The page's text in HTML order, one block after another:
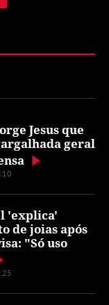
Jesus que
geral
'explica'
de joias após
"Só uso